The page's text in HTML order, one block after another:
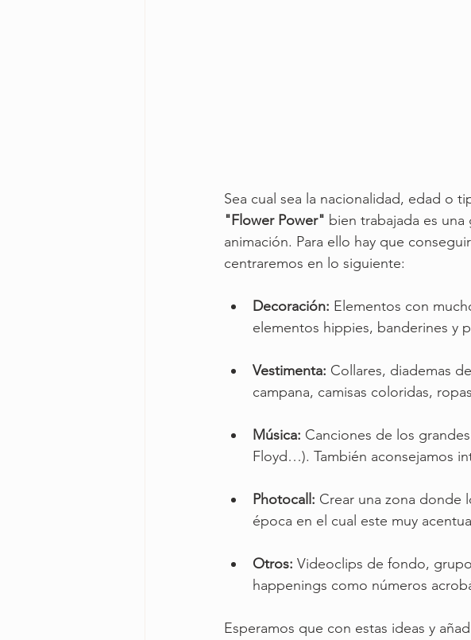
Sea cual sea la nacionalidad, edad o
"Flower Power" bien trabajada es
animación. Para ello hay que
centraremos en lo siguiente:
Decoración: Elementos con
elementos hippies, banderines y
Vestimenta: Collares, diademas
campana, camisas coloridas,
Música: Canciones de los
Floyd…). También aconsejamos
Photocall: Crear una zona donde
época en el cual este muy
Otros: Videoclips de fondo,
happenings como números
Esperamos que con estas ideas y